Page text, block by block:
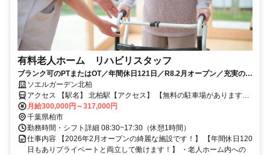
有料老人ホーム リハビリスタッフ
ブランク可のPTまたはOT／年間休日121日／R8.2月オープン／充実の福
利厚生／高収入
ソエルガーデン北柏
アクセス 【駅名】 北柏駅【アクセス】 【無料の駐車場があります】
JR常磐線(上野～取手) 北柏駅から徒歩で14分
月給300,000円～317,000円
千葉県柏市
勤務時間・シフト詳細 08:30~17:30（休憩1時間）
仕事内容 【2026年2月オープンの綺麗な施設です！】 【年間休日120
日もありプライベートと両立して働けます！】 ・老人ホーム内への